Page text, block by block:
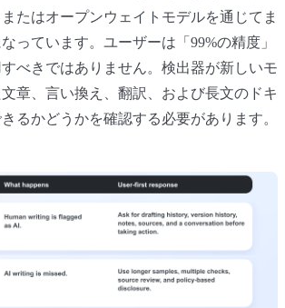
たはオープンウェイトモデルを通じてま
っています。ユーザーは「99%の精度」
べきではありません。検出器が新しいモ
章、言い換え、翻訳、および長文のドキ
るかどうかを確認する必要があります。